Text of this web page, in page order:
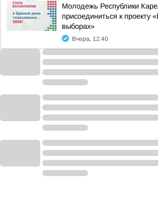
Молодежь Республики
присоединиться к проекту
выборах»
Вчера, 12:40